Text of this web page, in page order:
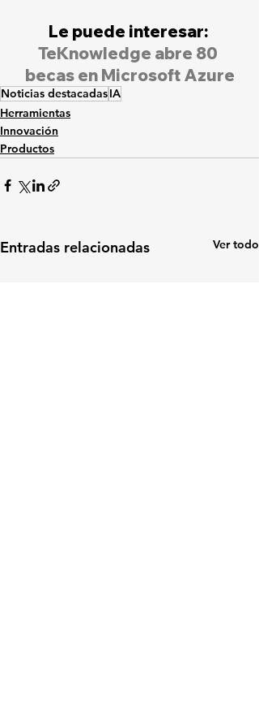
Le puede interesar:
TeKnowledge abre 80
becas en Microsoft Azure
Noticias destacadasIA
Herramientas
Innovación
Productos
Entradas relacionadas Ver todo